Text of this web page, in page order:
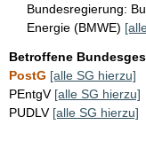
Bundesregierung:
Energie (BMWE)
Betroffene
PostG [alle SG hierzu]
PEntgV [alle SG hierzu]
PUDLV [alle SG hierzu]